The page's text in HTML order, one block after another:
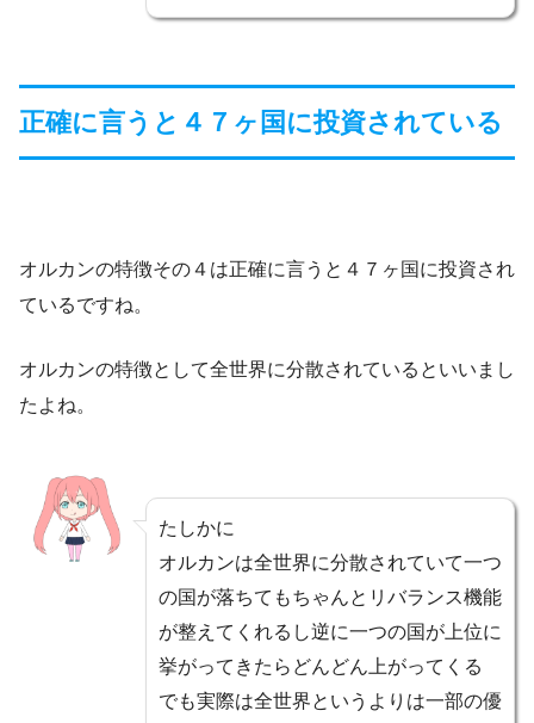
正確に言うと４７ヶ国に投資されている
オルカンの特徴その４は正確に言うと４７ヶ国に投資され
ているですね。
オルカンの特徴として全世界に分散されているといいまし
たよね。
たしかに
オルカンは全世界に分散されていて一つ
の国が落ちてもちゃんとリバランス機能
が整えてくれるし逆に一つの国が上位に
挙がってきたらどんどん上がってくる
でも実際は全世界というよりは一部の優